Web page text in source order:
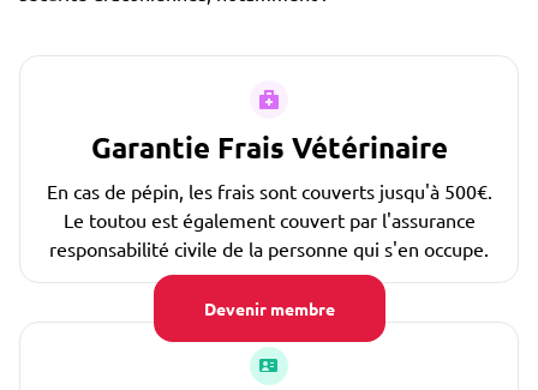
Devenir membre
Garantie Frais Vétérinaire
En cas de pépin, les frais sont couverts jusqu'à 500€.
Le toutou est également couvert par l'assurance
responsabilité civile de la personne qui s'en occupe.